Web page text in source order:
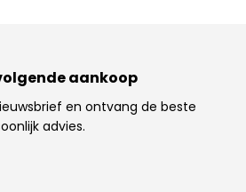
aankoop
en ontvang de beste
advies.